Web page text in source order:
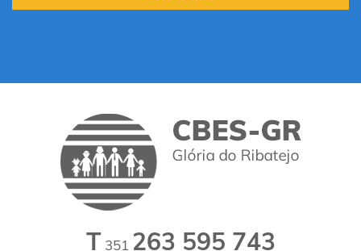
T 351 263 595 743